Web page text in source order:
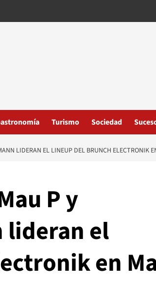
Turismo Sociedad
LIDERAN EL LINEUP DEL BRUNCH ELECTRONIK
P y
lideran el
en